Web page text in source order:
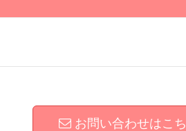
お問い合わせはこち